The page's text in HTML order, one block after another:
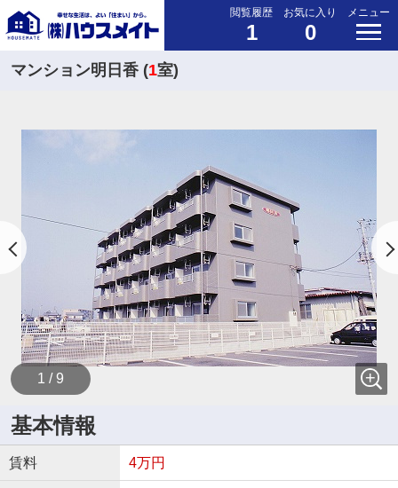
閲覧履歴
1
お気に入り
0
メニュー
マンション明日香 (1室)
1 / 9
基本情報
賃料 4万円